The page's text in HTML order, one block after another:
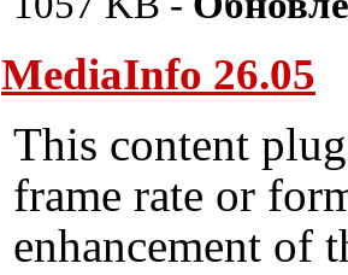
MediaInfo 26.05
This content
frame rate or
enhancement of